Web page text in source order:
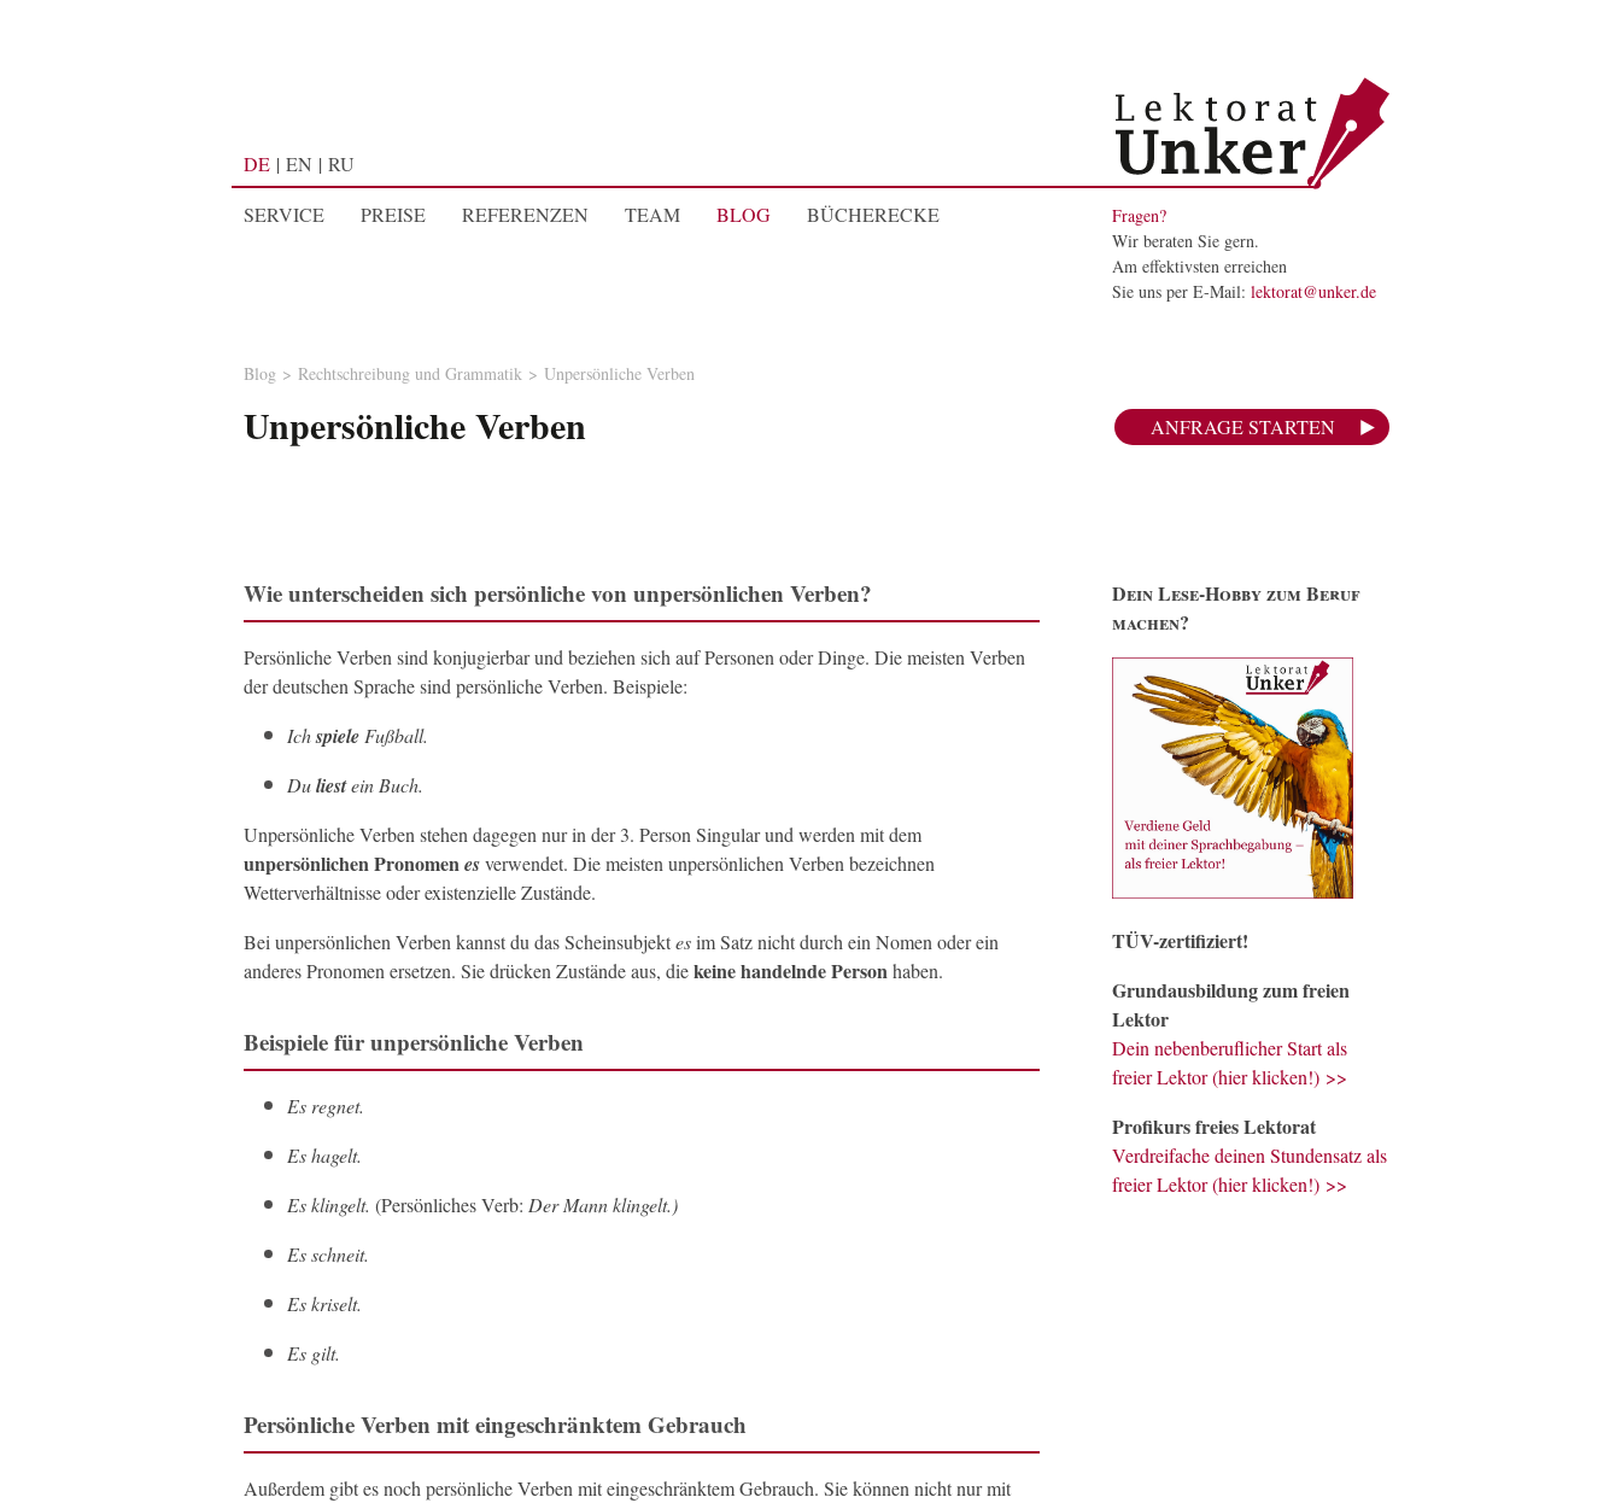
DE EN
RU
SERVICE
PREISE REFERENZEN TEAM BLOG BÜCHERECKE
Fragen?
Wir beraten Sie gern.
Am effektivsten erreichen
Sie uns per E-Mail: lektorat@unker.de
Blog Rechtschreibung und Grammatik Unpersönliche Verben
Unpersönliche Verben ANFRAGE STARTEN
Wie unterscheiden sich persönliche von unpersönlichen Verben?
Persönliche Verben sind konjugierbar und beziehen sich auf Personen oder Dinge. Die meisten Verben
der deutschen Sprache sind persönliche Verben. Beispiele:
Ichspiele Fußball.
Duliestein Buch.
Unpersönliche Verben stehen dagegen nur in der 3. Person Singular und werden mit dem
unpersönlichen Pronomenesverwendet. Die meisten unpersönlichen Verben bezeichnen
Wetterverhältnisse oder existenzielle Zustände.
Bei unpersönlichen Verben kannst du das Scheinsubjektesim Satz nicht durch ein Nomen oder ein
anderes Pronomen ersetzen. Sie drücken Zustände aus, diekeine handelnde Personhaben.
Beispiele für unpersönliche Verben
Es regnet.
Es hagelt.
Es klingelt. (Persönliches Verb: Der Mann klingelt.)
Es schneit.
Es kriselt.
Es gilt.
Persönliche Verben mit eingeschränktem Gebrauch
Außerdem gibt es noch persönliche Verben mit eingeschränktem Gebrauch. Sie können nicht nur mit
Dein Lese-Hobby zum Beruf
machen?
TÜV-zertifiziert!
Grundausbildung zum freien
Lektor
Dein nebenberuflicher Start als
freier Lektor (hier klicken!) >>
Profikurs freies Lektorat
Verdreifache deinen Stundensatz als
freier Lektor (hier klicken!) >>